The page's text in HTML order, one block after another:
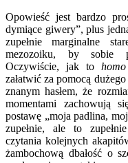
Opowieść jest bardzo
dymiące giwery”, plus
zupełnie marginalne
mezozoiku, by sobie
Oczywiście, jak to
załatwić za pomocą
znanym hasłem, że
momentami zachowują
postawę „moja padlina,
zupełnie, ale to
czytania kolejnych
żambochową dbałość o